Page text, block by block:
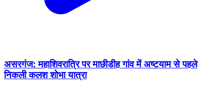
असरगंज: महाशिवरात्रि पर माछीडीह गांव में अष्टयाम से पहले
निकली कलश शोभा यात्रा